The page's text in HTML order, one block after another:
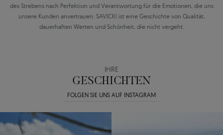
des Strebens nach Perfektion und Verantwortung für die Emotionen, die uns
unsere Kunden anvertrauen. SAVICKI ist eine Geschichte von Qualität,
dauerhaften Werten und Schönheit, die nicht vergeht.
IHRE
GESCHICHTEN
FOLGEN SIE UNS AUF INSTAGRAM